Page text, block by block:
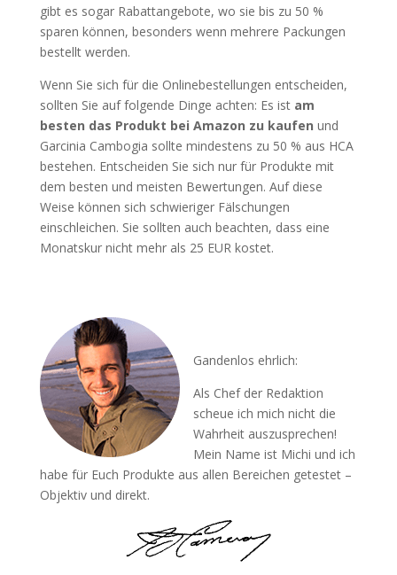
gibt es sogar Rabattangebote, wo sie bis zu 50 %
sparen können, besonders wenn mehrere Packungen
bestellt werden.
Wenn Sie sich für die Onlinebestellungen entscheiden,
sollten Sie auf folgende Dinge achten: Es ist am
besten das Produkt bei Amazon zu kaufen und
Garcinia Cambogia sollte mindestens zu 50 % aus HCA
bestehen. Entscheiden Sie sich nur für Produkte mit
dem besten und meisten Bewertungen. Auf diese
Weise können sich schwieriger Fälschungen
einschleichen. Sie sollten auch beachten, dass eine
Monatskur nicht mehr als 25 EUR kostet.
Gandenlos ehrlich:
Als Chef der Redaktion
scheue ich mich nicht die
Wahrheit auszusprechen!
Mein Name ist Michi und ich
habe für Euch Produkte aus allen Bereichen getestet –
Objektiv und direkt.